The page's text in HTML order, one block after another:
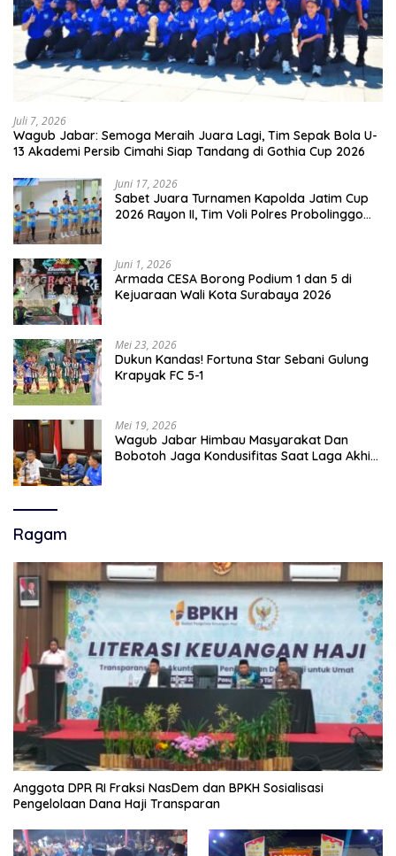
Juli 7, 2026
Wagub Jabar: Semoga Meraih Juara Lagi, Tim Sepak Bola U-
13 Akademi Persib Cimahi Siap Tandang di Gothia Cup 2026
Juni 17, 2026
Sabet Juara Turnamen Kapolda Jatim Cup
2026 Rayon II, Tim Voli Polres Probolinggo
Juni 1, 2026
Armada CESA Borong Podium 1 dan 5 di
Kejuaraan Wali Kota Surabaya 2026
Mei 23, 2026
Dukun Kandas! Fortuna Star Sebani Gulung
Krapyak FC 5-1
Mei 19, 2026
Wagub Jabar Himbau Masyarakat Dan
Bobotoh Jaga Kondusifitas Saat Laga Akhir
Ragam
Anggota DPR RI Fraksi NasDem dan BPKH Sosialisasi
Pengelolaan Dana Haji Transparan